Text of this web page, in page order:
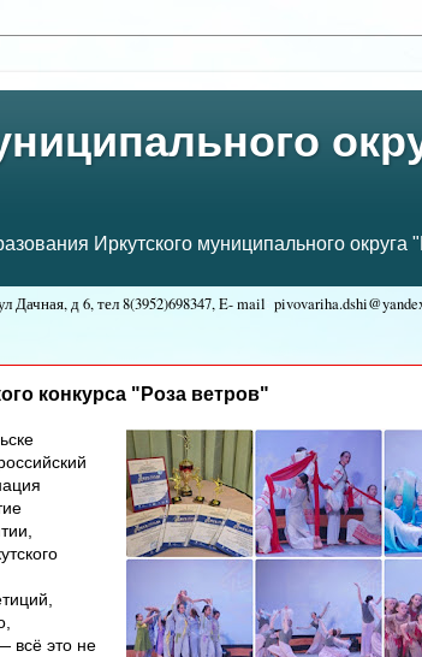
Иркутского муниципального округа
Дачная, д 6, тел8(3952)698347, E- mail
конкурса "Роза ветров"
всё это не